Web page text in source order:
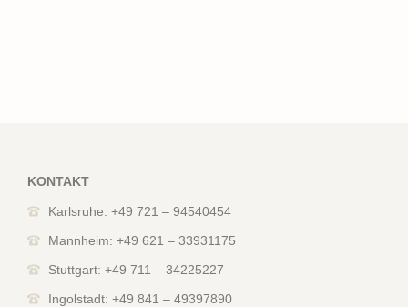
KONTAKT
Karlsruhe: +49 721 – 94540454
Mannheim: +49 621 – 33931175
Stuttgart: +49 711 – 34225227
Ingolstadt: +49 841 – 49397890